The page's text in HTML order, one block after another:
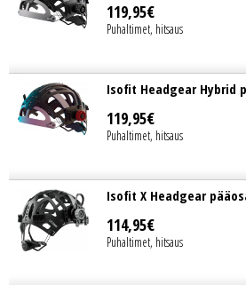
119,95€
Puhaltimet, hitsaus
Isofit Headgear Hybrid
119,95€
Puhaltimet, hitsaus
Isofit X Headgear
114,95€
Puhaltimet, hitsaus